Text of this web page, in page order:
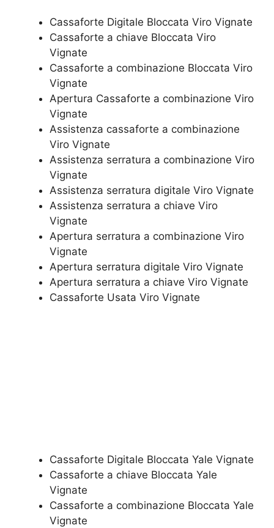
Cassaforte Digitale Bloccata Viro Vignate
Cassaforte a chiave Bloccata Viro
Vignate
Cassaforte a combinazione Bloccata Viro
Vignate
​Apertura Cassaforte a combinazione Viro
Vignate
Assistenza cassaforte a combinazione
Viro Vignate
​Assistenza serratura​ ​a combinazione Viro
Vignate
Assistenza serratura ​digitale Viro Vignate
Assistenza serratura ​a chiave Viro
Vignate
​Apertura serratura​ ​a combinazione Viro
Vignate
Apertura serratura​ ​digitale Viro Vignate
​Apertura serratura​ ​a chiave Viro Vignate
​Cassaforte Usata Viro Vignate
Cassaforte Digitale Bloccata Yale Vignate
Cassaforte a chiave Bloccata Yale
Vignate
Cassaforte a combinazione Bloccata Yale
Vignate